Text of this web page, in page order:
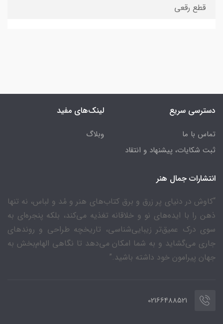
قطع رقعی
دسترسی سریع
تماس با ما
ثبت شکایات، پیشنهاد و انتقاد
لینک‌های مفید
وبلاگ
انتشارات جمال هنر
“کاوش در دنیای پر زرق و برق کتاب‌های هنر و مُد و لباس، نه تنها
ذهن را با ایده‌های نو و خلاقانه تغذیه می‌کند، بلکه پنجره‌ای به
سوی درک عمیق‌تر زیبایی‌شناسی، تاریخچه طراحی و روندهای
جاری می‌گشاید و به شما امکان می‌دهد تا نگاهی الهام‌بخش به
جهان پیرامون خود داشته باشید.”
02166488521